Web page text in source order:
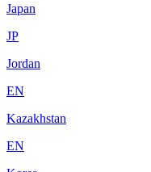
Japan
JP
Jordan
EN
Kazakhstan
EN